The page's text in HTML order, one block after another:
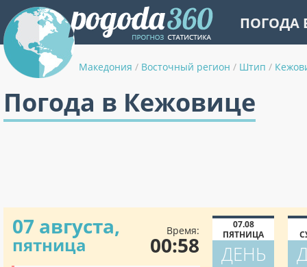
ПОГОДА
Македония / Восточный регион / Штип /
Погода в Кежовице
07 августа,
пятница
Время:
00:58
07.08
ПЯТНИЦА
ДЕНЬ